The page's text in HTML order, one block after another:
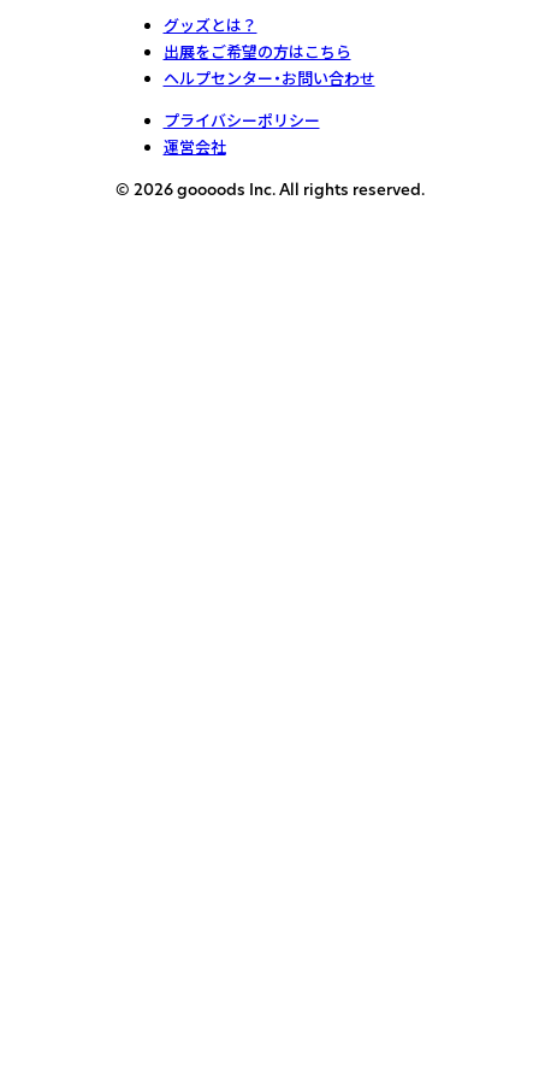
グッズとは？
出展をご希望の方はこちら
ヘルプセンター・お問い合わせ
プライバシーポリシー
運営会社
© 2026 goooods Inc. All rights reserved.